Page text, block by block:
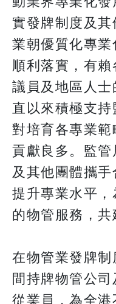
實發牌制度及
業朝優質化專
順利落實，有
議員及地區人
直以來積極支
對培育各專業範
貢獻良多。監
及其他團體攜
提升專業水平
的物管服務，共
在物管業發牌
間持牌物管公
從業員，為全